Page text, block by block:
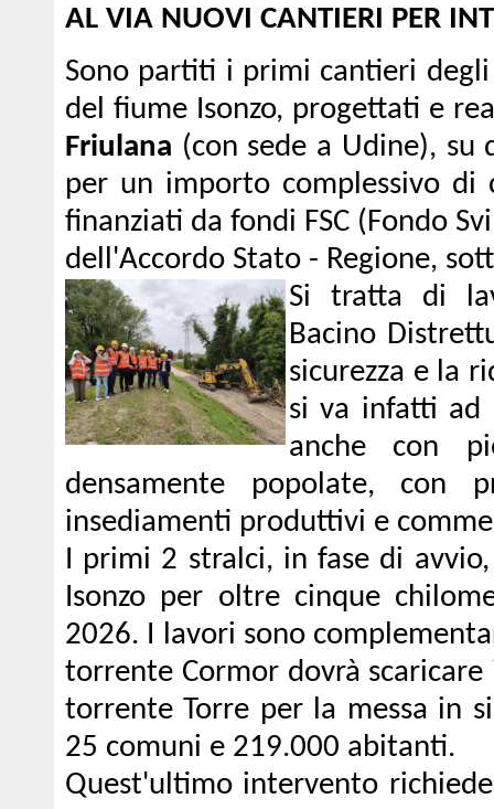
AL VIA NUOVI CANTIERI PER
Sono partiti i primi cantieri
del fiume Isonzo, progettati e
Friulana (con sede a Udine), su
per un importo complessivo
finanziati da fondi FSC (Fondo
dell'Accordo Stato - Regione,
Si tratta di
Bacino
sicurezza e la
si va infatti ad
anche con
densamente popolate, con
insediamenti produttivi e
I primi 2 stralci, in fase di
Isonzo per oltre cinque
2026. I lavori sono
torrente Cormor dovrà
torrente Torre per la messa in
25 comuni e 219.000 abitanti.
Quest'ultimo intervento